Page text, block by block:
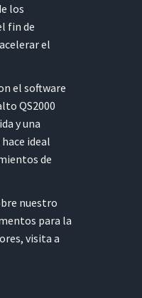
los
fin de
el
el software
QS2000
y una
ideal
de
nuestro
para la
visita a